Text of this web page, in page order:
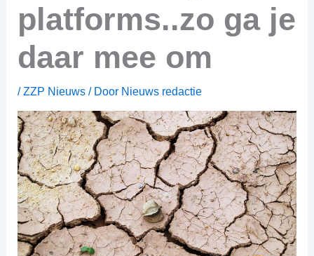
platforms..zo ga je
daar mee om
/ZZP Nieuws/ Door Nieuws redactie